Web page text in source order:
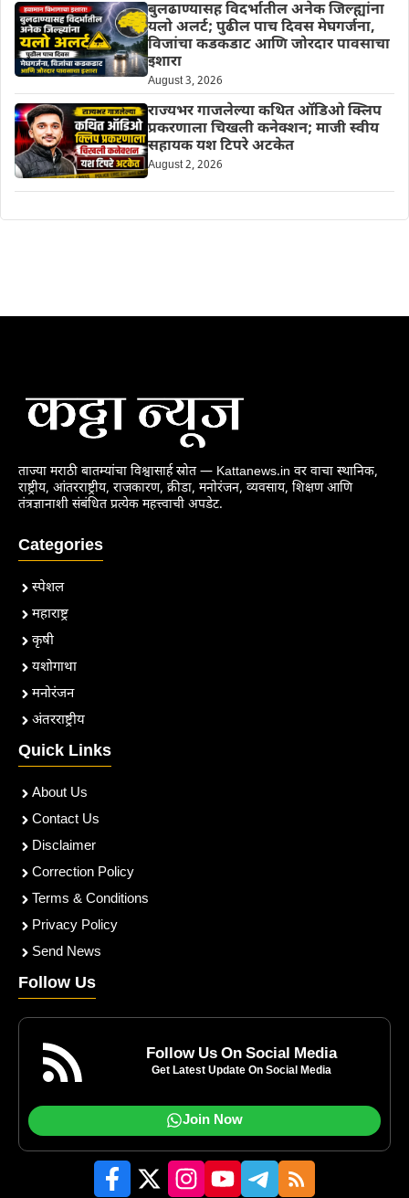
बुलढाण्यासह विदर्भातील अनेक जिल्ह्यांना
यलो अलर्ट; पुढील पाच दिवस मेघगर्जना,
विजांचा कडकडाट आणि जोरदार पावसाचा
इशारा
August 3, 2026
राज्यभर गाजलेल्या कथित ऑडिओ क्लिप
प्रकरणाला चिखली कनेक्शन; माजी स्वीय
सहायक यश टिपरे अटकेत
August 2, 2026
ताज्या मराठी बातम्यांचा विश्वासार्ह स्रोत — Kattanews.in वर वाचा स्थानिक,
राष्ट्रीय, आंतरराष्ट्रीय, राजकारण, क्रीडा, मनोरंजन, व्यवसाय, शिक्षण आणि
तंत्रज्ञानाशी संबंधित प्रत्येक महत्त्वाची अपडेट.
Categories
स्पेशल
महाराष्ट्र
कृषी
यशोगाथा
मनोरंजन
अंतरराष्ट्रीय
Quick Links
About Us
Contact Us
Disclaimer
Correction Policy
Terms & Conditions
Privacy Policy
Send News
Follow Us
Follow Us On Social Media
Get Latest Update On Social Media
Join Now